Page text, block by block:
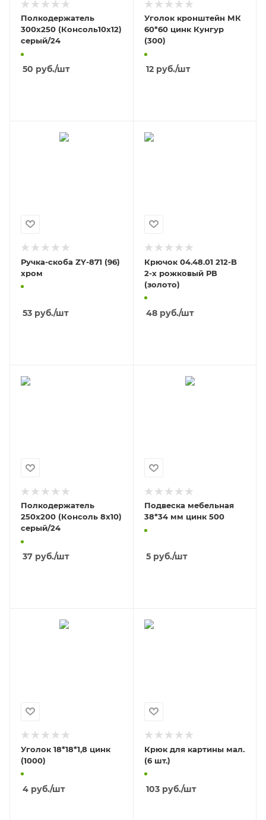
Полкодержатель
300х250 (Консоль10х12)
серый/24
50 руб./шт
Уголок кронштейн МК
60*60 цинк Кунгур
(300)
12руб./шт
Ручка-скоба ZY-871 (96)
хром
53 руб./шт
Крючок 04.48.01 212-B
2-х рожковый РВ
(золото)
48руб./шт
Полкодержатель
250х200 (Консоль 8х10)
серый/24
37 руб./шт
Подвеска мебельная
38*34 мм цинк 500
5руб./шт
Уголок 18*18*1,8 цинк
(1000)
4 руб./шт
Крюк для картины мал.
(6 шт.)
103руб./шт